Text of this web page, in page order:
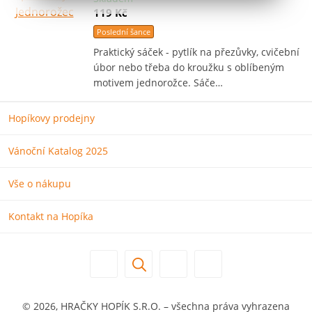
119 Kč
Poslední šance
Praktický sáček - pytlík na přezůvky, cvičební
úbor nebo třeba do kroužku s oblíbeným
motivem jednorožce. Sáče…
Hopíkovy prodejny
Vánoční Katalog 2025
Vše o nákupu
Kontakt na Hopíka
© 2026, HRAČKY HOPÍK S.R.O. – všechna práva vyhrazena